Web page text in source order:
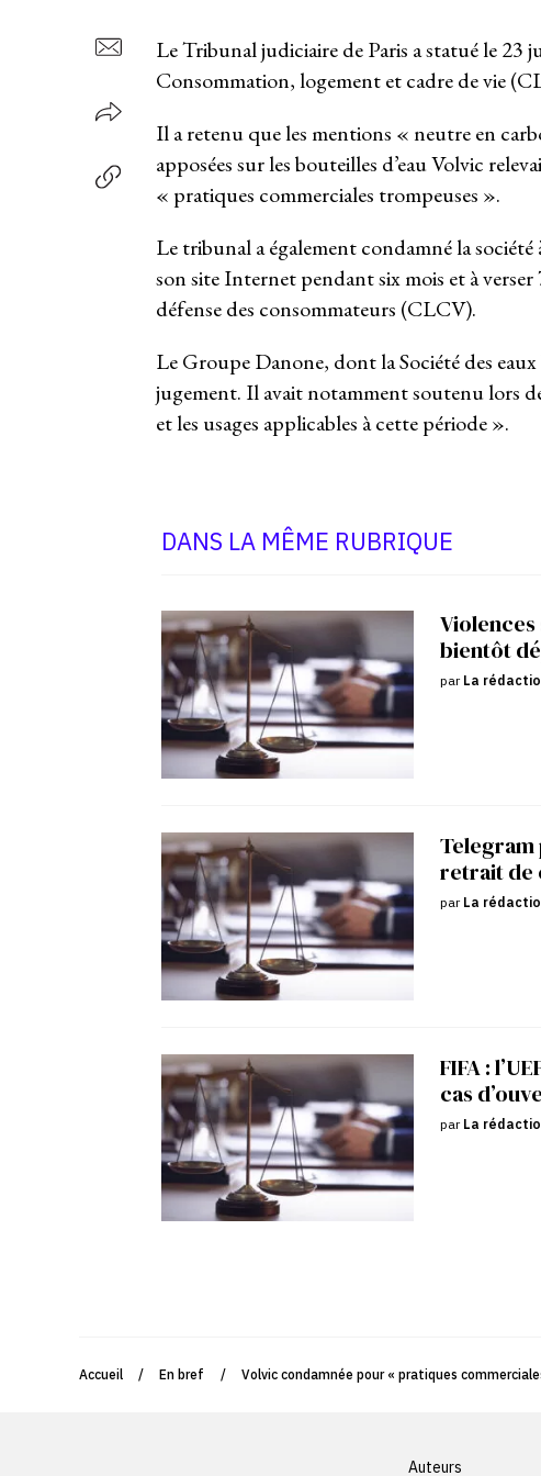
Le Tribunal judiciaire de Paris a statué le 23
Consommation, logement et cadre de vie
Il a retenu que les mentions « neutre en
apposées sur les bouteilles d’eau Volvic
« pratiques commerciales trompeuses ».
Le tribunal a également condamné la
son site Internet pendant six mois et à verser
défense des consommateurs (CLCV).
Le Groupe Danone, dont la Société des
jugement. Il avait notamment soutenu lors
et les usages applicables à cette période ».
DANS LA MÊME RUBRIQUE
bientôt
par La
Telegram
retrait de
par La
FIFA :
cas
par La
Accueil / En bref / Volvic condamnée pour « pratiques
Auteurs